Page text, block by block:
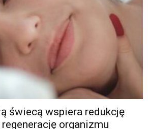
świecą wspiera redukcję
organizmu